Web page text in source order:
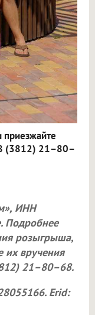
приезжайте
8 (3812) 21–80–
, ИНН
Подробнее
розыгрыша,
их вручения
21–80–68.
Erid: